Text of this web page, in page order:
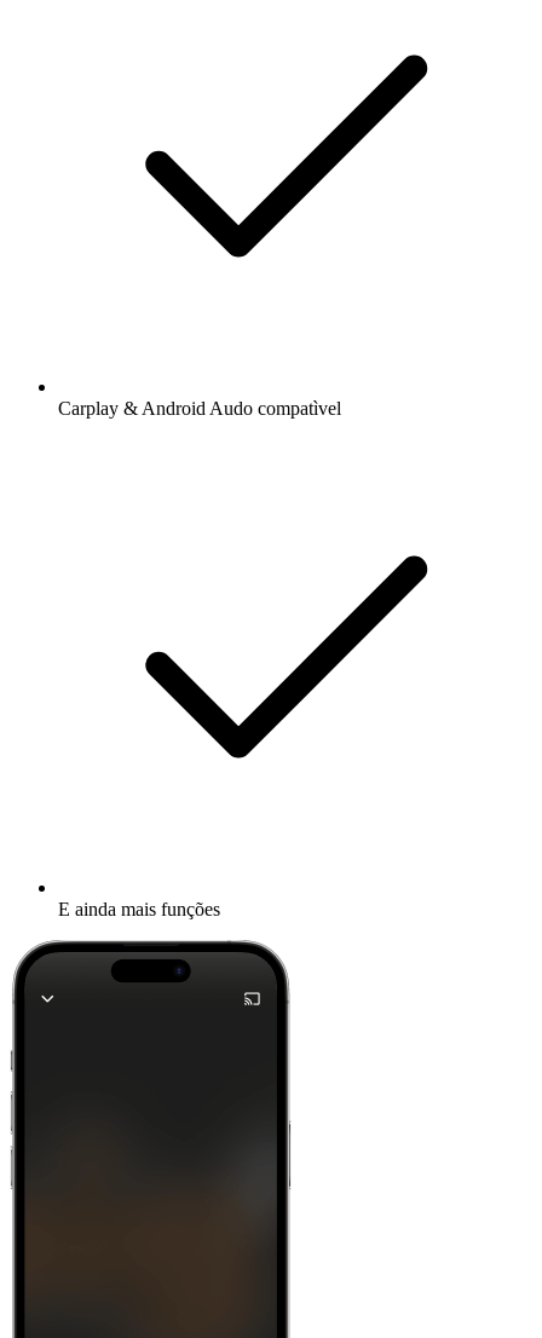
Carplay & Android Audo compatìvel
E ainda mais funções